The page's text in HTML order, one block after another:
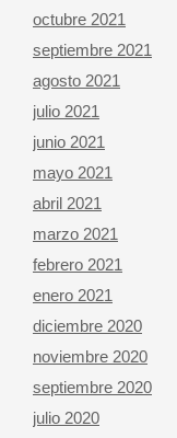
octubre 2021
septiembre 2021
agosto 2021
julio 2021
junio 2021
mayo 2021
abril 2021
marzo 2021
febrero 2021
enero 2021
diciembre 2020
noviembre 2020
septiembre 2020
julio 2020